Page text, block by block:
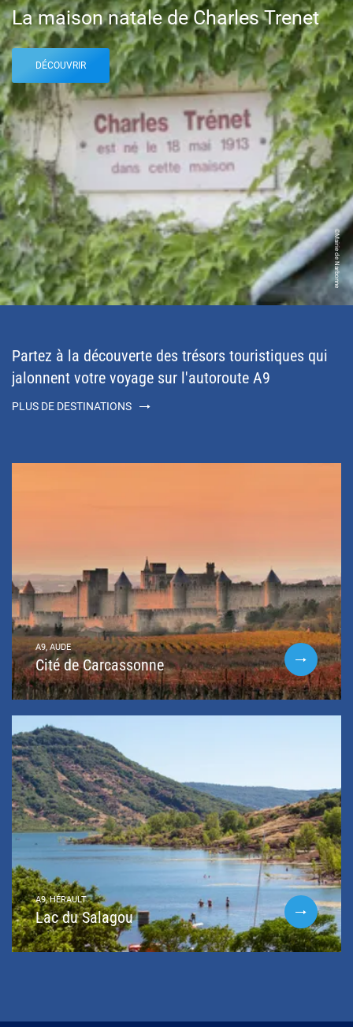
La maison natale de Charles Trenet
DÉCOUVRIR
©Mairie de Narbonne
Partez à la découverte des trésors touristiques qui
jalonnent votre voyage sur l'autoroute A9
PLUS DE DESTINATIONS
A9, AUDE
Cité de Carcassonne
A9, HÉRAULT
Lac du Salagou